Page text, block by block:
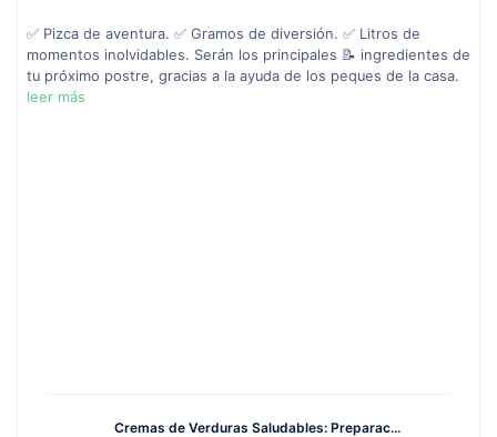
✅ Pizca de aventura. ✅ Gramos de diversión. ✅ Litros de
momentos inolvidables. Serán los principales 📝 ingredientes de
tu próximo postre, gracias a la ayuda de los peques de la casa.
leer más
Cremas de Verduras Saludables: Preparac...